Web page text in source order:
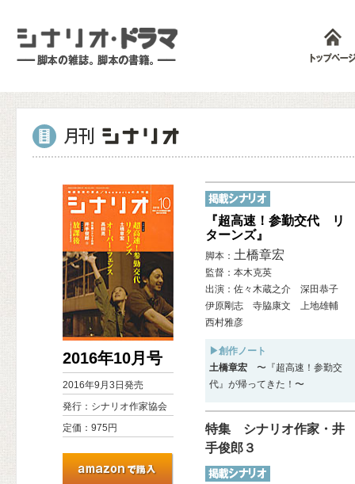
『超高速！参勤交代 リ
ターンズ』
脚本： 土橋章宏
監督：本木克英
出演：佐々木蔵之介 深田恭子
伊原剛志 寺脇康文 上地雄輔
西村雅彦
▶創作ノート
土橋章宏 〜『超高速！参勤交
代』が帰ってきた！〜
特集 シナリオ作家・井
手俊郎３
2016年10月号
2016年9月3日発売
発行：シナリオ作家協会
定価：975円